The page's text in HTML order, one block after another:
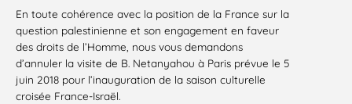
En toute cohérence avec la position de la France sur la
question palestinienne et son engagement en faveur
des droits de l’Homme, nous vous demandons
d’annuler la visite de B. Netanyahou à Paris prévue le 5
juin 2018 pour l’inauguration de la saison culturelle
croisée France-Israël.